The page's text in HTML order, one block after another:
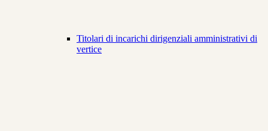
Titolari di incarichi dirigenziali amministrativi di
vertice